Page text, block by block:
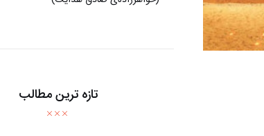
تازه ترین مطالب